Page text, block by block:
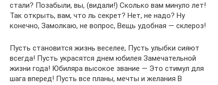
стали? Позабыли, вы, (видали!) Сколько вам минуло лет!
Так открыть, вам, что ль секрет? Нет, не надо? Ну
конечно, Замолкаю, не вопрос, Вещь удобная — склероз!
Пусть становится жизнь веселее, Пусть улыбки сияют
всегда! Пусть украсятся днем юбилея Замечательной
жизни года! Юбиляра высокое звание — Это стимул для
шага вперед! Пусть все планы, мечты и желания В